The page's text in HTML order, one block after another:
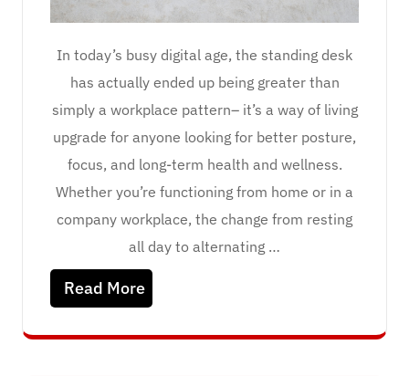
In today’s busy digital age, the standing desk
has actually ended up being greater than
simply a workplace pattern– it’s a way of living
upgrade for anyone looking for better posture,
focus, and long-term health and wellness.
Whether you’re functioning from home or in a
company workplace, the change from resting
all day to alternating …
Read More